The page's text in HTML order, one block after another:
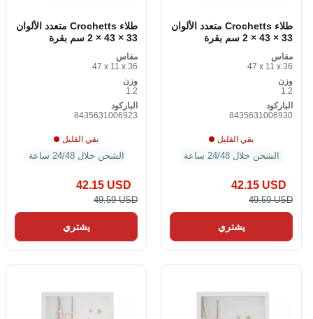
طلاء Crochetts متعدد الألوان
33 × 43 × 2 سم بقرة
مقاس
47 x 11 x 36
وزن
1.2
الباركود
8435631006923
بقي القليل
الشحن خلال 24/48 ساعة
42.15 USD
49.59 USD
يشتري
طلاء Crochetts متعدد الألوان
33 × 43 × 2 سم بقرة
مقاس
47 x 11 x 36
وزن
1.2
الباركود
8435631006930
بقي القليل
الشحن خلال 24/48 ساعة
42.15 USD
49.59 USD
يشتري